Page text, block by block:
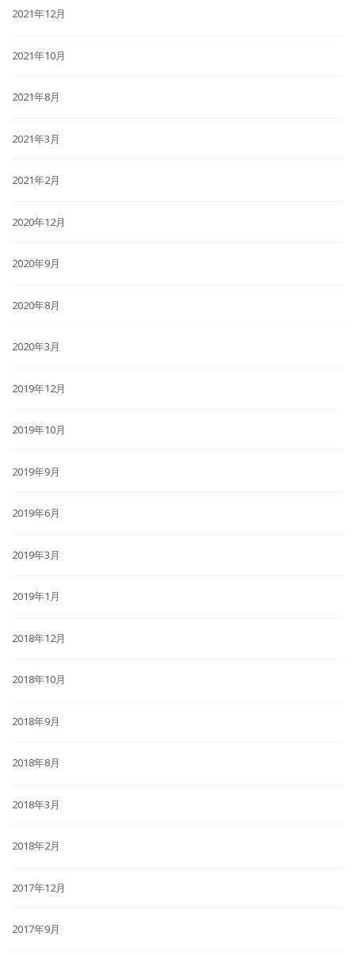
2021年12月
2021年10月
2021年8月
2021年3月
2021年2月
2020年12月
2020年9月
2020年8月
2020年3月
2019年12月
2019年10月
2019年9月
2019年6月
2019年3月
2019年1月
2018年12月
2018年10月
2018年9月
2018年8月
2018年3月
2018年2月
2017年12月
2017年9月